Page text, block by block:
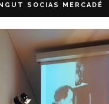
SOCIAS MERCADÉ